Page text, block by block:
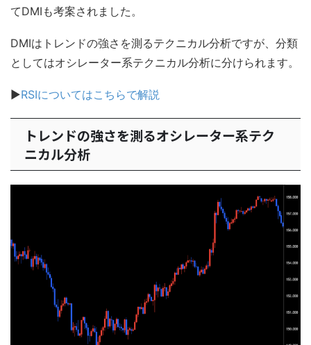
てDMIも考案されました。
DMIはトレンドの強さを測るテクニカル分析ですが、分類
としてはオシレーター系テクニカル分析に分けられます。
▶RSIについてはこちらで解説
トレンドの強さを測るオシレーター系テク
ニカル分析